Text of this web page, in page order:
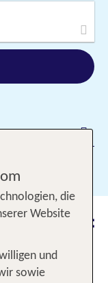
Teneriffa:
des
die
Website
und
sowie